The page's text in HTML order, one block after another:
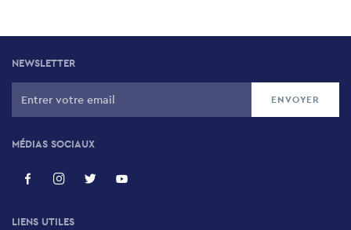
NEWSLETTER
MÉDIAS SOCIAUX
LIENS UTILES